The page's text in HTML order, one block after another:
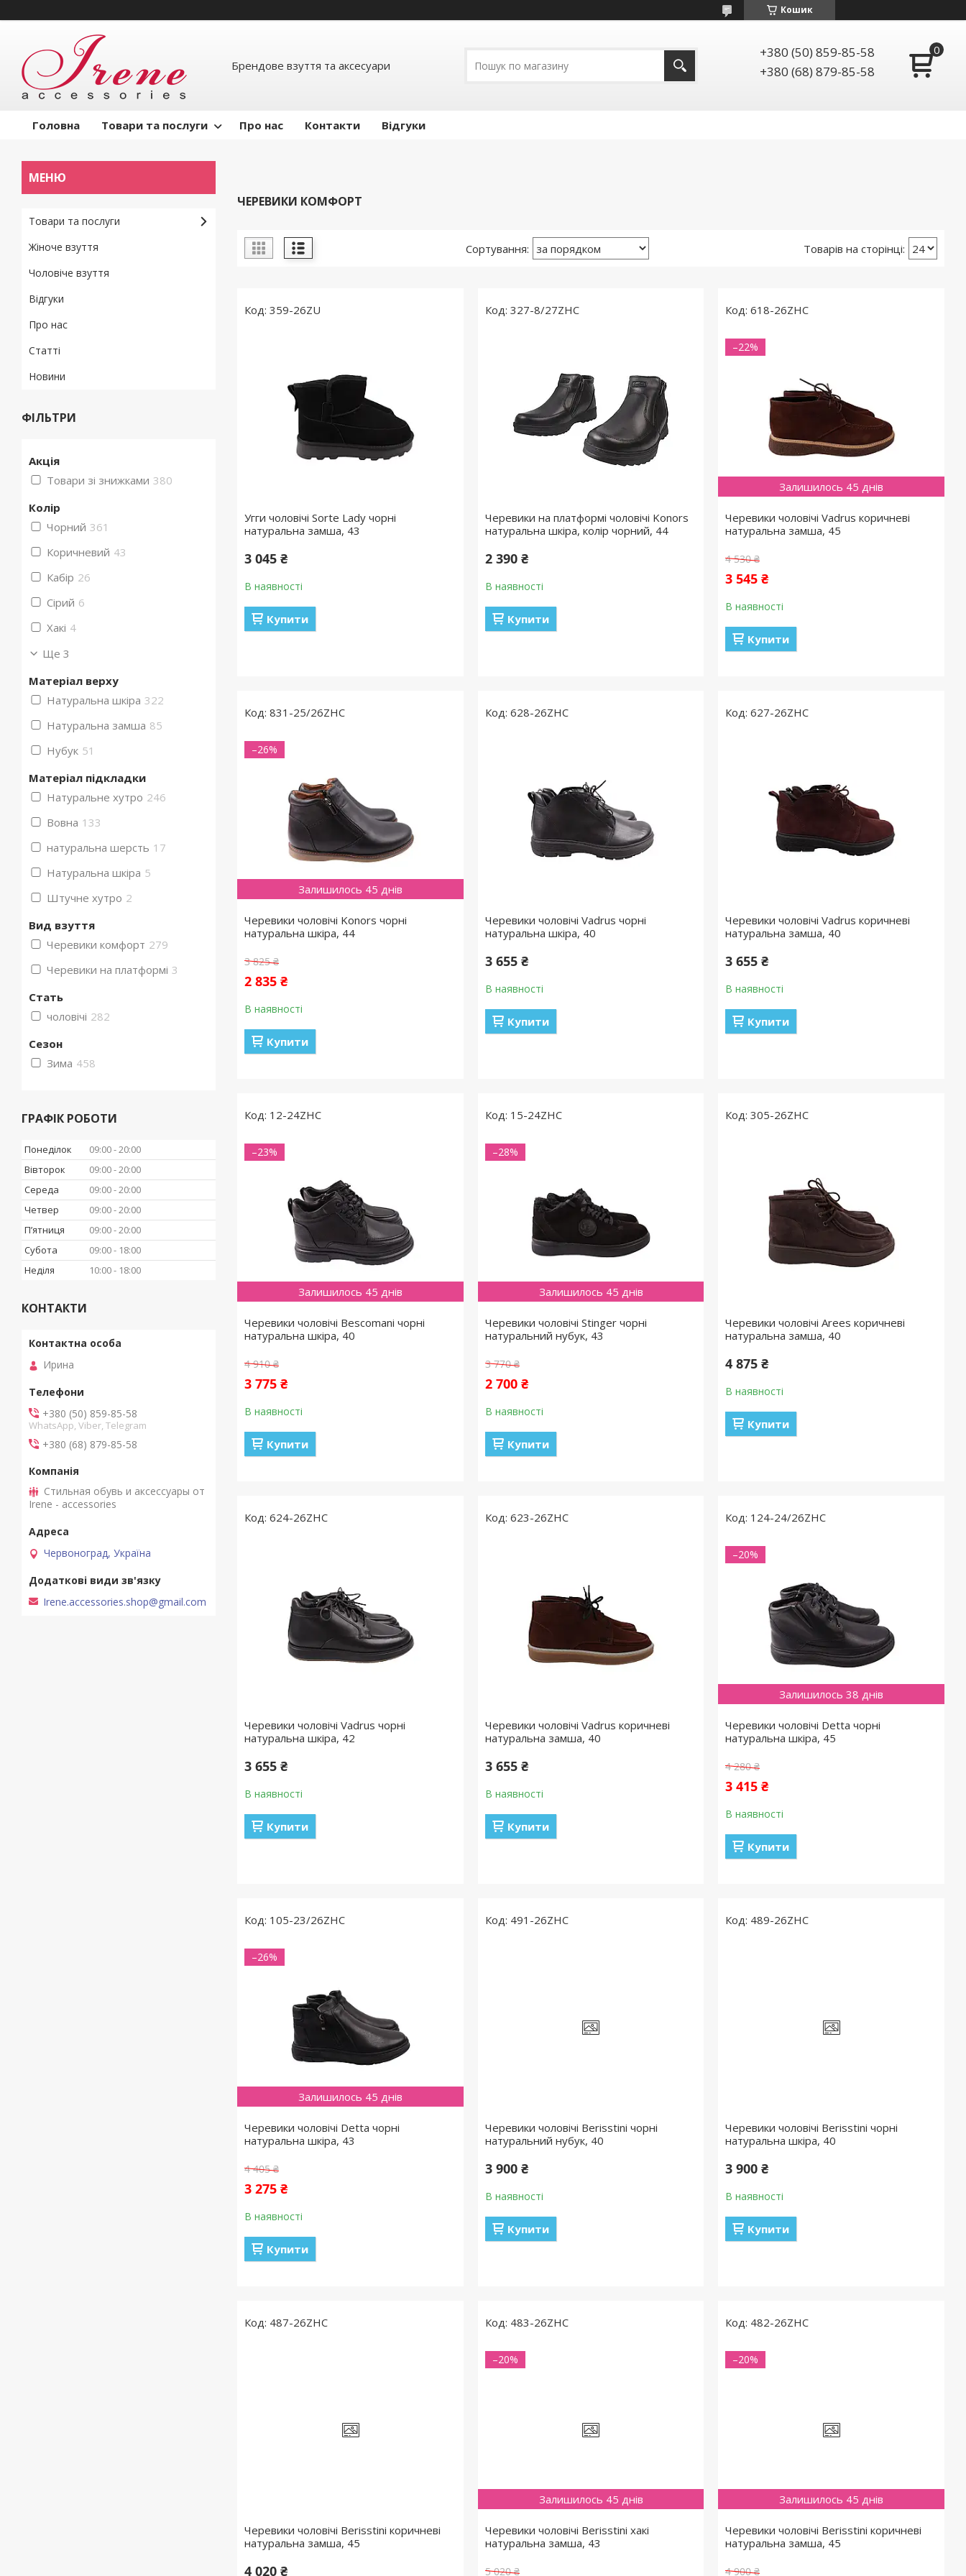
Кошик
Брендове взуття та аксесуари
+380 (50) 859-85-58
+380 (68) 879-85-58
Головна Товари та послуги Про нас Контакти Відгуки
ЧЕРЕВИКИ КОМФОРТ
359-26ZU
Угги чоловічі Sorte Lady чорні
натуральна замша, 43
3 045 ₴
В наявності
Купити
327-8/27ZHC
Черевики на платформі чоловічі Konors
натуральна шкіра, колір чорний, 44
2 390 ₴
В наявності
Купити
618-26ZHC
Залишилось 45 днів
–22%
Черевики чоловічі Vadrus коричневі
натуральна замша, 45
4 530 ₴
3 545 ₴
В наявності
Купити
831-25/26ZHC
Залишилось 45 днів
–26%
Черевики чоловічі Konors чорні
натуральна шкіра, 44
3 825 ₴
2 835 ₴
В наявності
Купити
628-26ZHC
Черевики чоловічі Vadrus чорні
натуральна шкіра, 40
3 655 ₴
В наявності
Купити
627-26ZHC
Черевики чоловічі Vadrus коричневі
натуральна замша, 40
3 655 ₴
В наявності
Купити
12-24ZHC
Залишилось 45 днів
–23%
Черевики чоловічі Bescomani чорні
натуральна шкіра, 40
4 910 ₴
3 775 ₴
В наявності
Купити
15-24ZHC
Залишилось 45 днів
–28%
Черевики чоловічі Stinger чорні
натуральний нубук, 43
3 770 ₴
2 700 ₴
В наявності
Купити
305-26ZHC
Черевики чоловічі Arees коричневі
натуральна замша, 40
4 875 ₴
В наявності
Купити
624-26ZHC
Черевики чоловічі Vadrus чорні
натуральна шкіра, 42
3 655 ₴
В наявності
Купити
623-26ZHC
Черевики чоловічі Vadrus коричневі
натуральна замша, 40
3 655 ₴
В наявності
Купити
124-24/26ZHC
Залишилось 38 днів
–20%
Черевики чоловічі Detta чорні
натуральна шкіра, 45
4 280 ₴
3 415 ₴
В наявності
Купити
105-23/26ZHC
Залишилось 45 днів
–26%
Черевики чоловічі Detta чорні
натуральна шкіра, 43
4 405 ₴
3 275 ₴
В наявності
Купити
491-26ZHC
Черевики чоловічі Berisstini чорні
натуральний нубук, 40
3 900 ₴
В наявності
Купити
489-26ZHC
Черевики чоловічі Berisstini чорні
натуральна шкіра, 40
3 900 ₴
В наявності
Купити
487-26ZHC
Черевики чоловічі Berisstini коричневі
натуральна замша, 45
4 020 ₴
483-26ZHC
Залишилось 45 днів
–20%
Черевики чоловічі Berisstini хакі
натуральна замша, 43
5 020 ₴
482-26ZHC
Залишилось 45 днів
–20%
Черевики чоловічі Berisstini коричневі
натуральна замша, 45
4 900 ₴
Товари та послуги
Жіноче взуття
Чоловіче взуття
Відгуки
Про нас
Статті
Новини
ФІЛЬТРИ
Акція
Товари зі знижками 380
Колір
Чорний 361
Коричневий 43
Кабір 26
Сірий 6
Хакі 4
Ще 3
Матеріал верху
Натуральна шкіра 322
Натуральна замша 85
Нубук 51
Матеріал підкладки
Натуральне хутро 246
Вовна 133
натуральна шерсть 17
Натуральна шкіра 5
Штучне хутро 2
Вид взуття
Черевики комфорт 279
Черевики на платформі 3
Стать
чоловічі 282
Сезон
Зима 458
ГРАФІК РОБОТИ
Понеділок 09:00 20:00
Вівторок
09:00 20:00
Середа
09:00 20:00
Четвер
09:00 20:00
Пʼятниця
09:00 20:00
Субота
09:00
18:00
Неділя
10:00 18:00
КОНТАКТИ
Ирина
+380 (50) 859-85-58
WhatsApp, Viber, Telegram
+380 (68) 879-85-58
Стильная обувь и аксессуары от
Irene - accessories
Червоноград, Україна
Irene.accessories.shop@gmail.com